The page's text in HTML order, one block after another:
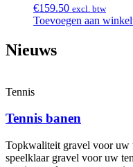
€159.50 excl. btw
Toevoegen aan
Nieuws
Tennis
Tennis banen
Topkwaliteit gravel voor uw
speelklaar gravel voor uw